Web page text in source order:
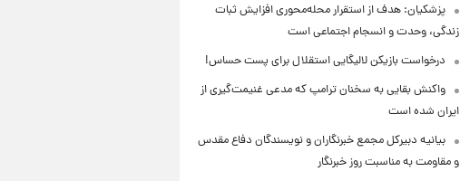
پزشکیان: هدف از استقرار محله‌محوری افزایش ثبات
زندگی، وحدت و انسجام اجتماعی است
درخواست بازیکن لالیگایی استقلال برای پست حساس!
واکنش بقایی به سخنان ترامپ که مدعی غنیمت‌گیری از
ایران شده است
بیانیه دبیرکل مجمع خبرنگاران و نویسندگان دفاع مقدس
و مقاومت به مناسبت روز خبرنگار